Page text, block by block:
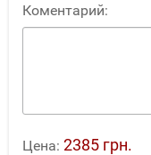
Коментарий:
Цена: 2385 грн.